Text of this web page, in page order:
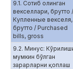
9.1. Сотиб олинган
векселлари, брутто /
Купленные векселя,
брутто / Purchased
bills, gross
9.2. Минус:
мумкин бўлган
зарарларни қоплаш